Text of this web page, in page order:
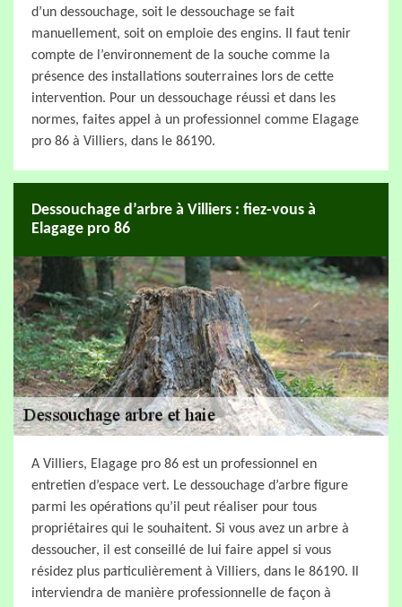
d’un dessouchage, soit le dessouchage se fait
manuellement, soit on emploie des engins. Il faut tenir
compte de l’environnement de la souche comme la
présence des installations souterraines lors de cette
intervention. Pour un dessouchage réussi et dans les
normes, faites appel à un professionnel comme Elagage
pro 86 à Villiers, dans le 86190.
Dessouchage d’arbre à Villiers : fiez-vous à
Elagage pro 86
A Villiers, Elagage pro 86 est un professionnel en
entretien d’espace vert. Le dessouchage d’arbre figure
parmi les opérations qu’il peut réaliser pour tous
propriétaires qui le souhaitent. Si vous avez un arbre à
dessoucher, il est conseillé de lui faire appel si vous
résidez plus particulièrement à Villiers, dans le 86190. Il
interviendra de manière professionnelle de façon à